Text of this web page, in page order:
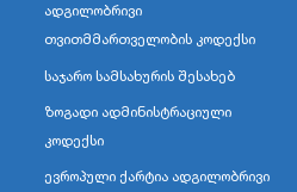
ადგილობრივი
თვითმმართველობის კოდექსი
საჯარო სამსახურის შესახებ
ზოგადი ადმინისტრაციული
კოდექსი
ევროპული ქარტია ადგილობრივი